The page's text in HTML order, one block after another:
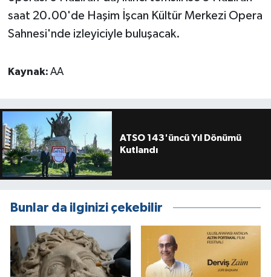
saat 20.00'de Haşim İşcan Kültür Merkezi Opera
Sahnesi'nde izleyiciyle buluşacak.
Kaynak: AA
ATSO 143'üncü Yıl Dönümü
Kutlandı
Bunlar da ilginizi çekebilir